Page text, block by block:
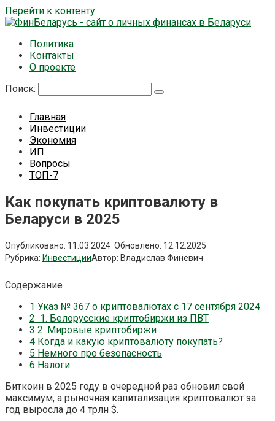
Перейти к контенту
Политика
Контакты
О проекте
Поиск:
Главная
Инвестиции
Экономия
ИП
Вопросы
ТОП-7
Как покупать криптовалюту в
Беларуси в 2025
Опубликовано: 11.03.2024 Обновлено: 12.12.2025
Рубрика: ИнвестицииАвтор: Владислав Финевич
Содержание
1 Указ № 367 о криптовалютах с 17 сентября 2024
2 1. Белорусские криптобиржи из ПВТ
3 2. Мировые криптобиржи
4 Когда и какую криптовалюту покупать?
5 Немного про безопасность
6 Налоги
Биткоин в 2025 году в очередной раз обновил свой
максимум, а рыночная капитализация криптовалют за
год выросла до 4 трлн $.